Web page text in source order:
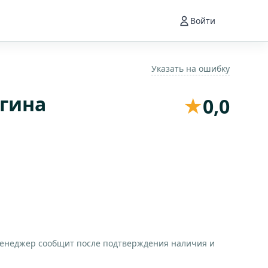
Войти
Указать на ошибку
★0,0
сообщит после подтверждения наличия и